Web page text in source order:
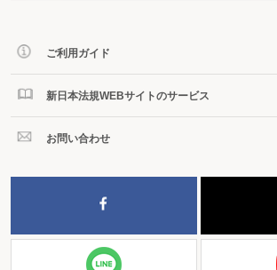
ご利用ガイド
新日本法規WEBサイトのサービス
お問い合わせ